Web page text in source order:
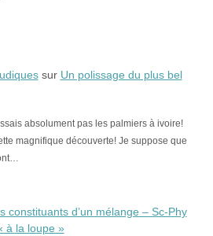
sur Un polissage du plus bel
absolument pas les palmiers à ivoire!
magnifique découverte! Je suppose que
constituants d’un mélange – Sc-Phy
à la loupe »